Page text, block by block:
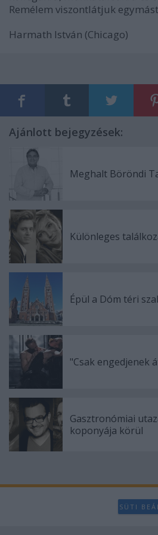
Remélem viszontlátjuk
Harmath István (Chicago)
Ajánlott bejegyzések:
Meghalt Böröndi
Különleges
Épül a Dóm téri
"Csak engedjenek
Gasztronómiai
koponyája körül
SÜTI